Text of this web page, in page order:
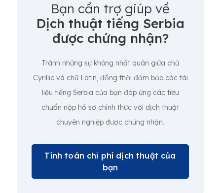
Bạn cần trợ giúp về
Dịch thuật tiếng Serbia
được chứng nhận?
Tránh những sự không nhất quán giữa chữ
Cyrillic và chữ Latin, đồng thời đảm bảo các tài
liệu tiếng Serbia của bạn đáp ứng các tiêu
chuẩn nộp hồ sơ chính thức với dịch thuật
chuyên nghiệp được chứng nhận.
Tính toán chi phí dịch thuật của
bạn